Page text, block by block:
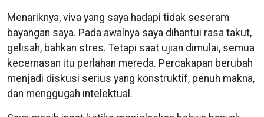
Menariknya, viva yang saya hadapi tidak seseram
bayangan saya. Pada awalnya saya dihantui rasa takut,
gelisah, bahkan stres. Tetapi saat ujian dimulai, semua
kecemasan itu perlahan mereda. Percakapan berubah
menjadi diskusi serius yang konstruktif, penuh makna,
dan menggugah intelektual.